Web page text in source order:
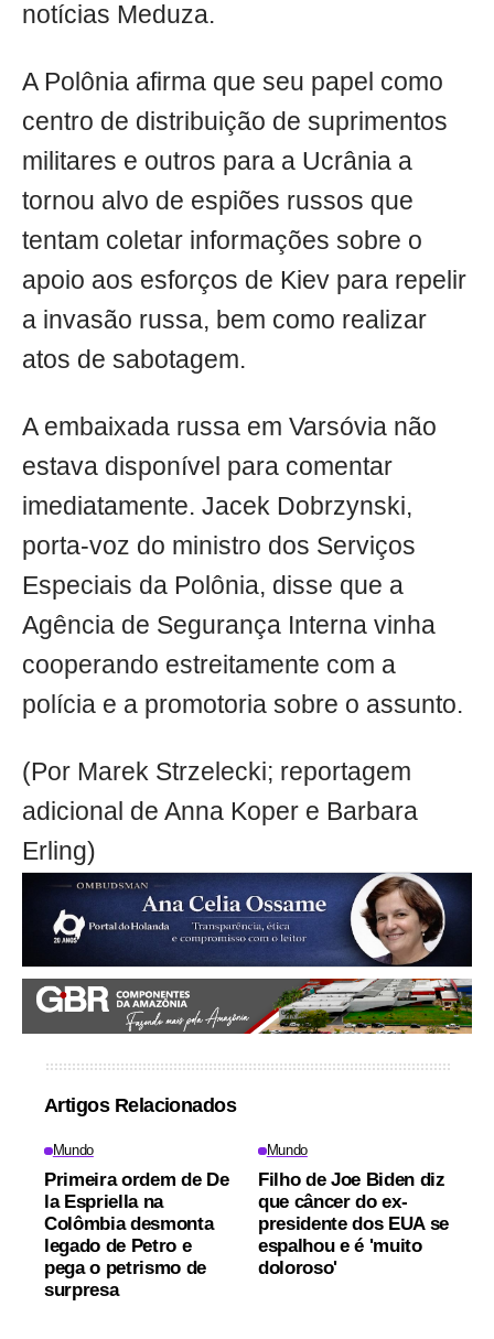
notícias Meduza.
A Polônia afirma que seu papel como
centro de distribuição de suprimentos
militares e outros para a Ucrânia a
tornou alvo de espiões russos que
tentam coletar informações sobre o
apoio aos esforços de Kiev para repelir
a invasão russa, bem como realizar
atos de sabotagem.
A embaixada russa em Varsóvia não
estava disponível para comentar
imediatamente. Jacek Dobrzynski,
porta-voz do ministro dos Serviços
Especiais da Polônia, disse que a
Agência de Segurança Interna vinha
cooperando estreitamente com a
polícia e a promotoria sobre o assunto.
(Por Marek Strzelecki; reportagem
adicional de Anna Koper e Barbara
Erling)
Artigos Relacionados
Mundo
Primeira ordem de De
la Espriella na
Colômbia desmonta
legado de Petro e
pega o petrismo de
surpresa
Mundo
Filho de Joe Biden diz
que câncer do ex-
presidente dos EUA se
espalhou e é 'muito
doloroso'